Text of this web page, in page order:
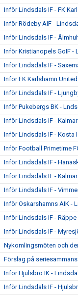
Inför Lindsdals IF - FK
Inför Rödeby AIF -
Inför Lindsdals IF -
Inför Kristianopels GoIF -
Inför Lindsdals IF -
Inför FK Karlshamn
Inför Lindsdals IF -
Inför Pukebergs BK -
Inför Lindsdals IF - Kalmar
Inför Lindsdals IF - Kosta
Inför Football Primetime
Inför Lindsdals IF -
Inför Lindsdals IF - Kalmar
Inför Lindsdals IF -
Inför Oskarshamns AIK -
Inför Lindsdals IF - Räppe
Inför Lindsdals IF -
Nykomlingsmöten och
Förslag på
Inför Hjulsbro IK -
Inför Lindsdals IF -